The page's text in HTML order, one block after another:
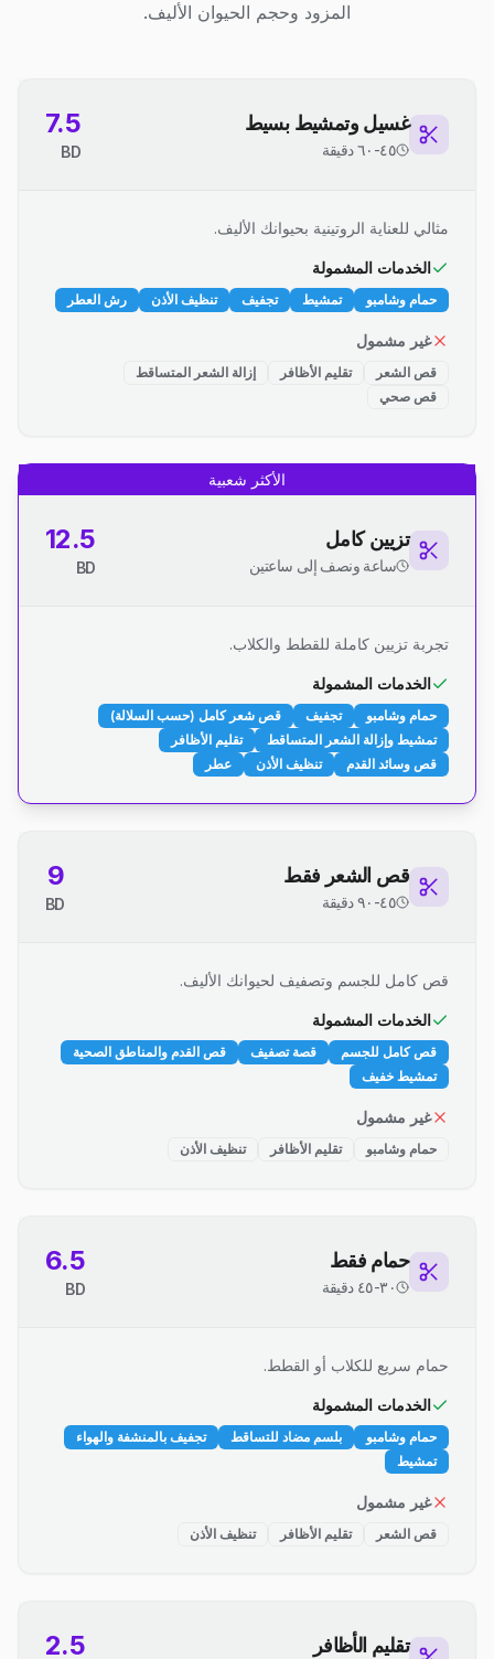
المزود وحجم الحيوان الأليف.
غسيل وتمشيط بسيط
٤٥-٦٠ دقيقة
7.5
BD
مثالي للعناية الروتينية بحيوانك الأليف.
الخدمات المشمولة
حمام وشامبو تمشيط تجفيف تنظيف الأذن رش العطر
غير مشمول
قص الشعر تقليم الأظافر
إزالة الشعر المتساقط
قص صحي
الأكثر شعبية
تزيين كامل
ساعة ونصف إلى ساعتين
12.5
BD
تجربة تزيين كاملة للقطط والكلاب.
الخدمات المشمولة
حمام وشامبو تجفيف
قص شعر كامل (حسب السلالة)
تمشيط وإزالة الشعر المتساقط
تقليم الأظافر
قص وسائد القدم
تنظيف الأذن عطر
قص الشعر فقط
٤٥-٩٠ دقيقة
9
BD
قص كامل للجسم وتصفيف لحيوانك الأليف.
الخدمات المشمولة
قص كامل للجسم قصة تصفيف
قص القدم والمناطق الصحية
تمشيط خفيف
غير مشمول
حمام وشامبو تقليم الأظافر تنظيف الأذن
حمام فقط
٣٠-٤٥ دقيقة
6.5
BD
حمام سريع للكلاب أو القطط.
الخدمات المشمولة
حمام وشامبو بلسم مضاد للتساقط
تجفيف بالمنشفة والهواء
تمشيط
غير مشمول
قص الشعر تقليم الأظافر تنظيف الأذن
تقليم الأظافر 2.5